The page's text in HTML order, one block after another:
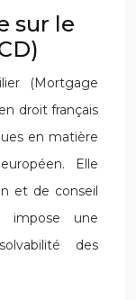
sur le
(Mortgage
droit français
en matière
Elle
et de conseil
impose une
des